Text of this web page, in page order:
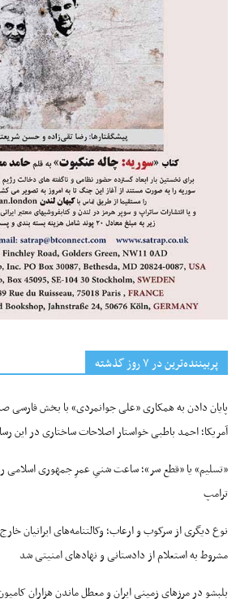
پربیننده‌ترین‌ در ۷ روز گذشته
پایان دادن به همکاری «علی جوانمردی» با بخش فارسی
آمریکا؛ احمد باطبی خواستار اصلاحات ساختاری در این
«تسلیم» یا «قطع سر»؛ ساعت شنیِ عمرِ جمهوری اسلامی
ترامپ
نوع دیگری از سرکوب و ارعاب؛ وکالتنامه‌های ایرانیان
مشروط به استعلام از دادستانی و نهادهای امنیتی شد
بلبشو در مرزهای زمینی ایران و معطل ماندن هزاران